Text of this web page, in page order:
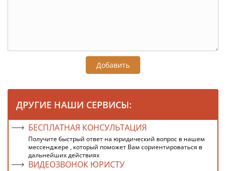
Добавить
ДРУГИЕ НАШИ СЕРВИСЫ:
БЕСПЛАТНАЯ КОНСУЛЬТАЦИЯ
Получите быстрый ответ на юридический вопрос в нашем
мессенджере , который поможет Вам сориентироваться в
дальнейших действиях
ВИДЕОЗВОНОК ЮРИСТУ